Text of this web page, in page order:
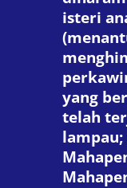
isteri
yang
telah
lampau;